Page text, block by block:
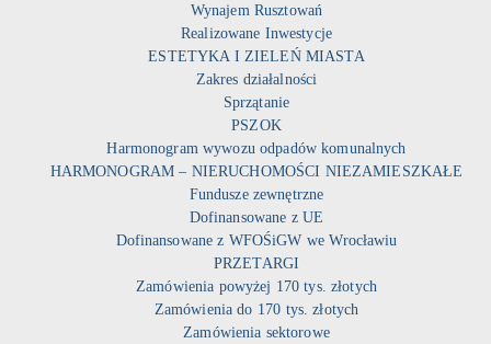
Wynajem Rusztowań
Realizowane Inwestycje
ESTETYKA I ZIELEŃ MIASTA
Zakres działalności
Sprzątanie
PSZOK
Harmonogram wywozu odpadów komunalnych
HARMONOGRAM – NIERUCHOMOŚCI NIEZAMIESZKAŁE
Fundusze zewnętrzne
Dofinansowane z UE
Dofinansowane z WFOŚiGW we Wrocławiu
PRZETARGI
Zamówienia powyżej 170 tys. złotych
Zamówienia do 170 tys. złotych
Zamówienia sektorowe